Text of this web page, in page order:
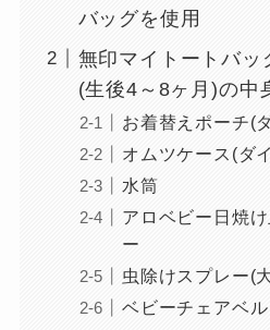
バッグを使用
無印マイトートバ
(生後4～8ヶ月)の中
お着替えポーチ(
オムツケース(ダ
水筒
アロベビー日焼
ー
虫除けスプレー(
ベビーチェアベル